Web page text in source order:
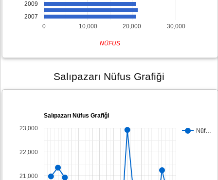
0 10,000 20,000 30,000
2009
2007
NÜFUS
Salıpazarı Nüfus Grafiği
Salıpazarı Nüfus Grafiği
Nüf…
21,000
22,000
23,000